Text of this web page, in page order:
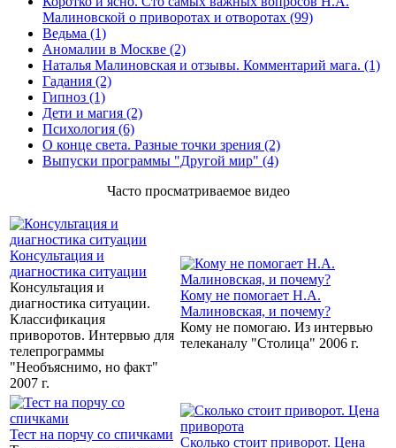
Малиновской о приворотах и отворотах (99)
Ведьма (1)
Аномалии в Москве (2)
Наталья Малиновская и отзывы. Комментарий мага. (1)
Гадания (2)
Гипноз (1)
Дети и магия (2)
Психология (6)
О конце света. Разные точки зрения (2)
Выпуски программы "Другой мир" (4)
Часто просматриваемое видео
Консультация и
диагностика ситуации
Консультация и
диагностика ситуации.
Классификация
приворотов. Интервью для
телепрограммы
"Необъяснимо, но факт"
2007 г.
Кому не помогает Н.А.
Малиновская, и почему?
Кому не помогаю. Из интервью
телеканалу "Столица" 2006 г.
Тест на порчу со спичками
Сколько стоит приворот. Цена